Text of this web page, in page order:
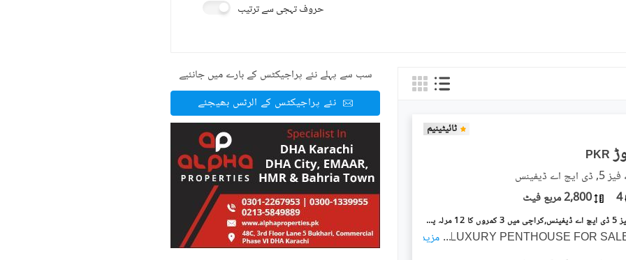
حروف تہجی سے ترتیب
ٹائیٹینیم
PKR
ڈیفینس
4 2,800 مربع فیٹ
ڈی ایچ اے فیز 5 ڈی ایچ اے ڈیفینس,کراچی میں 3 کمروں کا 12 مرلہ پینٹ ہاؤس 4.5 کروڑ میں برائے فروخت۔
LUXURY PENTHOUSE FOR
... مزید
سب سے پہلے نئے پراجیکٹس کے بارے میں جانئیے
نئے پراجیکٹس کے الرٹس بھیجئے